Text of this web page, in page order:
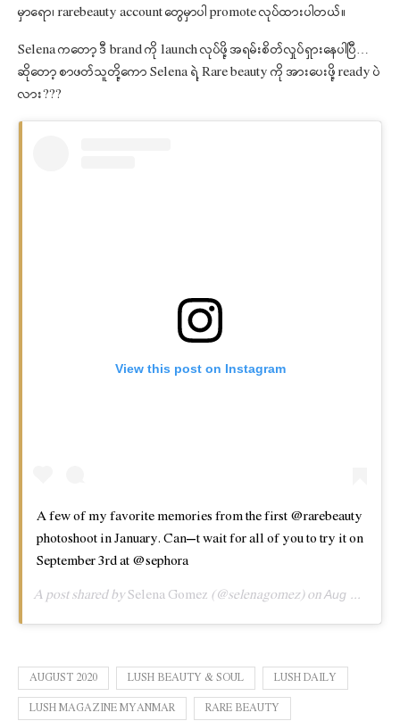
မှာရော၊ rarebeauty account တွေမှာပါ promote လုပ်ထားပါတယ်။
Selena ကတော့ ဒီ brand ကို launch လုပ်ဖို့ အရမ်းစိတ်လှုပ်ရှားနေပါပြီ…
ဆိုတော့ စာဖတ်သူတို့ကော Selena ရဲ့ Rare beauty ကို အားပေးဖို့ ready ပဲ
လား???
View this post on Instagram
A few of my favorite memories from the first @rarebeauty
photoshoot in January. Can’t wait for all of you to try it on
September 3rd at @sephora
A post shared bySelena Gomez (@selenagomez) onAug 22, 2020 at 11:00am PDT
AUGUST 2020 LUSH BEAUTY & SOUL LUSH DAILY
LUSH MAGAZINE MYANMAR RARE BEAUTY